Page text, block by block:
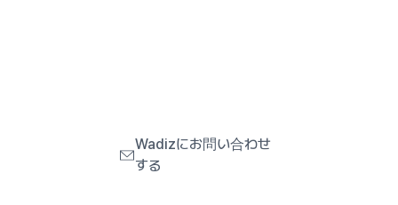
Wadizにお問い合わせ
する